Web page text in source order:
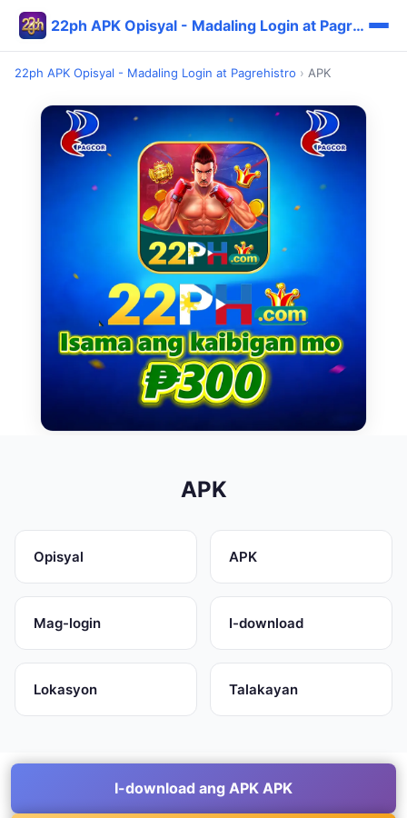
22ph APK Opisyal - Madaling Login at Pagrehistro
22ph APK Opisyal - Madaling Login at Pagrehistro › APK
APK
Opisyal APK
Mag-login I-download
Lokasyon Talakayan
I-download ang APK APK